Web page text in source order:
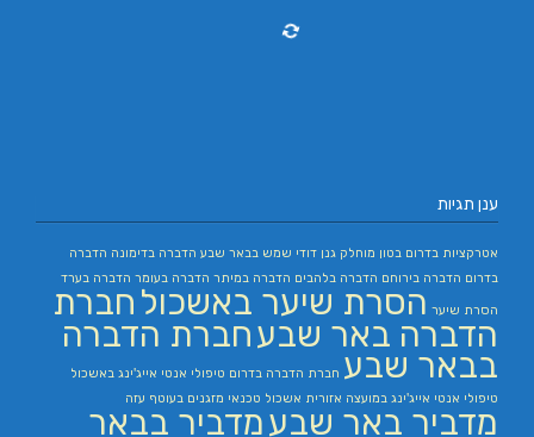
ענן תגיות
אטרקציות בדרום בטון מוחלק גנן דודי שמש בבאר שבע הדברה בדימונה הדברה
בדרום הדברה בירוחם הדברה בלהבים הדברה במיתר הדברה בעומר הדברה בערד
הסרת שיער הסרת שיער באשכול חברת
הדברה באר שבעחברת הדברה
בבאר שבע חברת הדברה בדרום טיפולי אנטי אייג'ינג באשכול
טיפולי אנטי אייג'ינג במועצה אזורית אשכול טכנאי מזגנים בעוטף עזה
מדביר באר שבעמדביר בבאר